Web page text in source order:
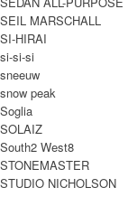
SEIL MARSCHALL
SI-HIRAI
si-si-si
sneeuw
snow peak
Soglia
SOLAIZ
South2 West8
STONEMASTER
STUDIO NICHOLSON